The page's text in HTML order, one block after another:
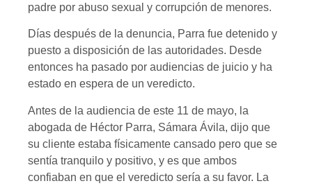
padre por abuso sexual y corrupción de menores.
Días después de la denuncia, Parra fue detenido y
puesto a disposición de las autoridades. Desde
entonces ha pasado por audiencias de juicio y ha
estado en espera de un veredicto.
Antes de la audiencia de este 11 de mayo, la
abogada de Héctor Parra, Sámara Ávila, dijo que
su cliente estaba físicamente cansado pero que se
sentía tranquilo y positivo, y es que ambos
confiaban en que el veredicto sería a su favor. La